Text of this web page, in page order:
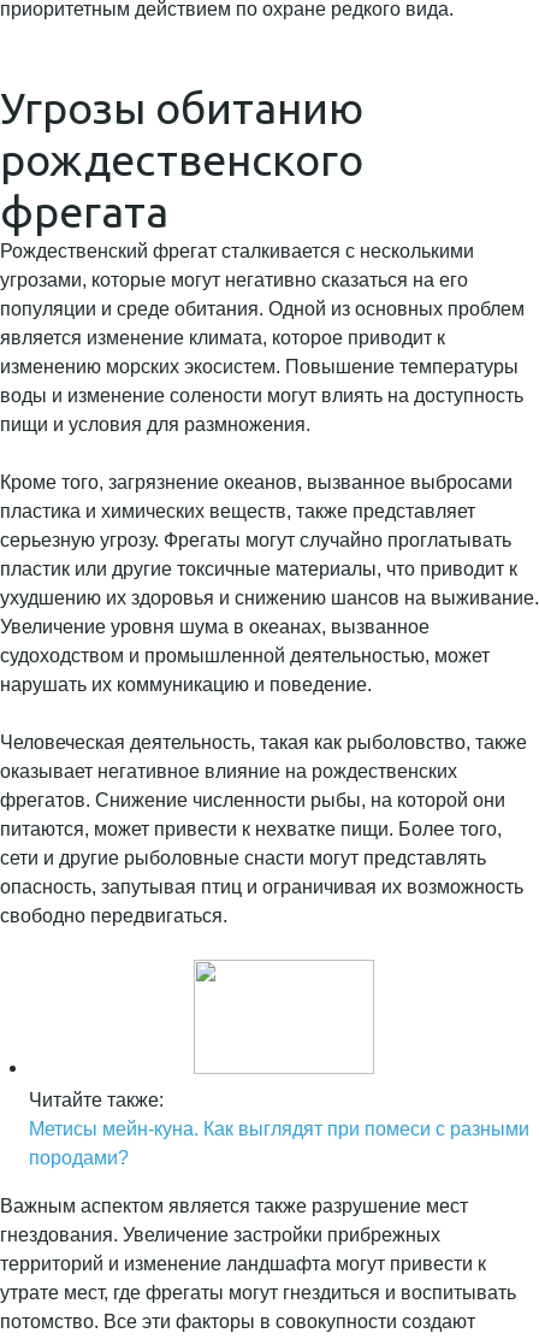
приоритетным действием по охране редкого вида.
Угрозы обитанию
рождественского
фрегата
Рождественский фрегат сталкивается с несколькими
угрозами, которые могут негативно сказаться на его
популяции и среде обитания. Одной из основных проблем
является изменение климата, которое приводит к
изменению морских экосистем. Повышение температуры
воды и изменение солености могут влиять на доступность
пищи и условия для размножения.
Кроме того, загрязнение океанов, вызванное выбросами
пластика и химических веществ, также представляет
серьезную угрозу. Фрегаты могут случайно проглатывать
пластик или другие токсичные материалы, что приводит к
ухудшению их здоровья и снижению шансов на выживание.
Увеличение уровня шума в океанах, вызванное
судоходством и промышленной деятельностью, может
нарушать их коммуникацию и поведение.
Человеческая деятельность, такая как рыболовство, также
оказывает негативное влияние на рождественских
фрегатов. Снижение численности рыбы, на которой они
питаются, может привести к нехватке пищи. Более того,
сети и другие рыболовные снасти могут представлять
опасность, запутывая птиц и ограничивая их возможность
свободно передвигаться.
Читайте также:
Метисы мейн-куна. Как выглядят при помеси с разными
породами?
Важным аспектом является также разрушение мест
гнездования. Увеличение застройки прибрежных
территорий и изменение ландшафта могут привести к
утрате мест, где фрегаты могут гнездиться и воспитывать
потомство. Все эти факторы в совокупности создают